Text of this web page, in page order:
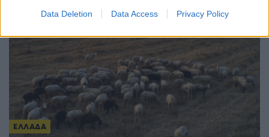
Data Deletion Data Access Privacy Policy
ΕΛΛΑΔΑ